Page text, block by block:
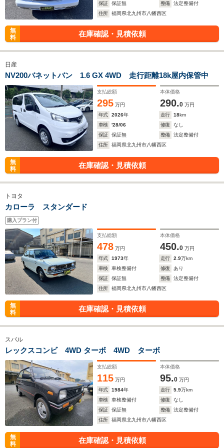
保証
保証無 整備
法定整備付
住所
福岡県北九州市八幡西区
無
料
在庫確認・見積依頼
日産
NV200バネットバン 1.6 GX 4WD 走行距離18k屋内保管中
支払総額
295 万円
本体価格
290.0 万円
年式
2026年 走行 18km
車検
'28/06 修復
なし
保証
保証無 整備
法定整備付
住所
福岡県北九州市八幡西区
無
料
在庫確認・見積依頼
トヨタ
カローラ スタンダード
購入プラン付
支払総額
478 万円
本体価格
450.0 万円
年式
1973年 走行 2.9万km
車検
車検整備付 修復
あり
保証
保証無 整備
法定整備付
住所
福岡県北九州市八幡西区
無
料
在庫確認・見積依頼
スバル
レックスコンビ 4WD ターボ 4WD ターボ
支払総額
115 万円
本体価格
95.0 万円
年式
1984年 走行 5.9万km
車検
車検整備付 修復
なし
保証
保証無 整備
法定整備付
住所
福岡県北九州市八幡西区
無
料
在庫確認・見積依頼